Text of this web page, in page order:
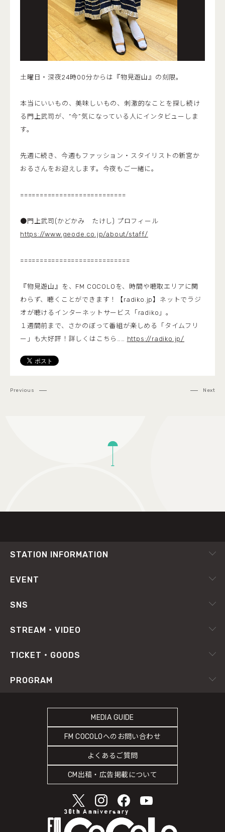
土曜日・深夜24時00分からは『物見遊山』の刻限。
本当にいいもの、美味しいもの、刺激的なことを探し続け
る門上武司が、“今”気になっている人にインタビューしま
す。
先週に続き、今週もファッション・スタイリストの新宮か
おるさんをお迎えします。今夜もご一緒に。
===========================
●門上武司(かどかみ たけし) プロフィール
https://www.geode.co.jp/about/staff/
============================
『物見遊山』を、FM COCOLOを、時間や聴取エリアに関
わらず、聴くことができます！【radiko.jp】ネットでラジ
オが聴けるインターネットサービス「radiko」。
１週間前まで、さかのぼって番組が楽しめる「タイムフリ
ー」も大好評！詳しくはこちら…… https://radiko.jp/
Previous Next
STATION INFORMATION
会社概要
番組審議会
プライバシーポリシー
緊急地震速報の対応
災害情報共有パートナーシップ
人権尊重・コンプライアンスに関する調査の結果について
EVENT
ピックアップ
SNS
RADIPASS
Instagram
STREAM・VIDEO
radiko.jp
TICKET・GOODS
RADIPASS TICKET
PROGRAM
MEDIA GUIDE
FM COCOLOへのお問い合わせ
よくあるご質問
CM出稿・広告掲載について